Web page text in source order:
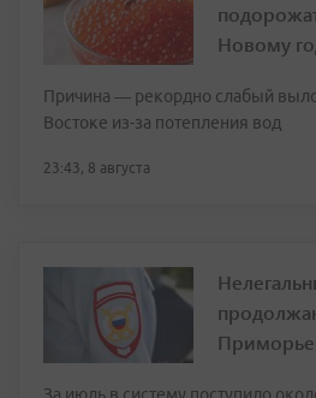
Новому
Причина — рекордно слабый
Востоке из-за потепления вод
23:43, 8 августа
Приморье